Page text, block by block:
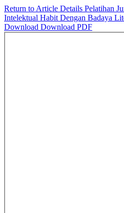
Return to Article Details Pelatihan
Intelektual Habit Dengan Badaya
Download Download PDF